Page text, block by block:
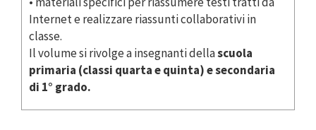
Internet e realizzare riassunti collaborativi in
classe.
Il volume si rivolge a insegnanti dellascuola
primaria (classi quarta e quinta) e secondaria
di 1° grado.